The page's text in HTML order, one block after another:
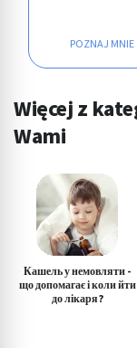
POZNAJ MNIE
Więcej z
Wami
Кашель у немовляти -
що допомагає і коли йти
до лікаря?